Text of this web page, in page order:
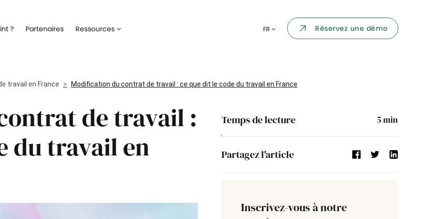
? Partenaires Ressources FR Réservez une démo
travail en France Modification du contrat de travail : ce que dit le code du travail en France
de travail :
du travail en
Temps de lecture 5min
Partagez l'article
Inscrivez-vous à notre
la gestion de votre processus de
collaborateur
meilleur suivi des parcours de
Suivi des interventions
Digitalisez les demandes et le suivi des
collaborateur